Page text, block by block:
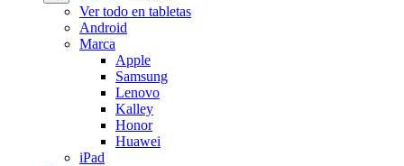
Ver todo en tabletas
Android
Marca
Apple
Samsung
Lenovo
Kalley
Honor
Huawei
iPad